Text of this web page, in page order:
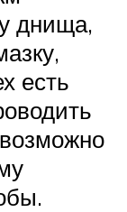
днища,
есть